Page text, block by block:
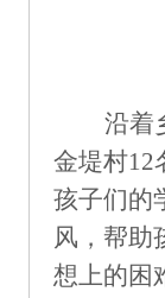
沿着
金堤村12
孩子们的
风，帮助
想上的困